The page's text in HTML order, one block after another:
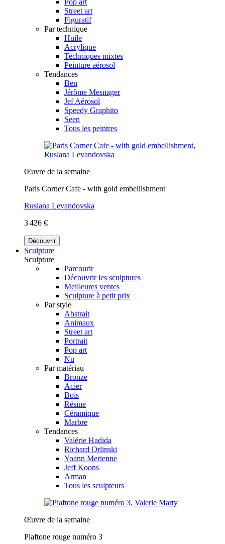
Street art
Figuratif
Par technique
Huile
Acrylique
Techniques mixtes
Peinture aérosol
Tendances
Ben
Jérôme Mesnager
Jef Aérosol
Speedy Graphito
Seen
Tous les peintres
Œuvre de la semaine
Paris Corner Cafe - with gold embellishment
Ruslana Levandovska
3 426 €
Découvrir
Sculpture
Sculpture
Parcourir
Découvrir les sculptures
Meilleures ventes
Sculpture à petit prix
Par style
Abstrait
Animaux
Street art
Portrait
Pop art
Nu
Par matériau
Bronze
Acier
Bois
Résine
Céramique
Marbre
Tendances
Valérie Hadida
Richard Orlinski
Yoann Merienne
Jeff Koons
Arman
Tous les sculpteurs
Œuvre de la semaine
Piaftone rouge numéro 3